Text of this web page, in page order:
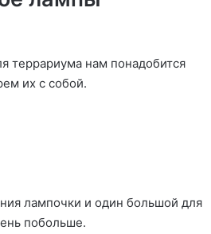
террариума нам понадобится
их с собой.
лампочки и один большой для
побольше.